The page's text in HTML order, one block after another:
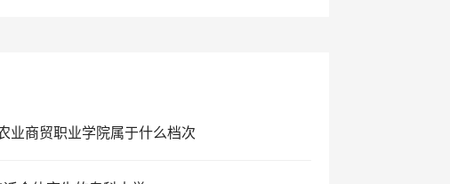
业商贸职业学院属于什么档次